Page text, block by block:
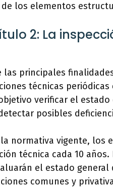
de los elementos
2: La
las principales
técnicas
verificar el
posibles
normativa vigente, los
técnica cada 10
el estado
comunes y